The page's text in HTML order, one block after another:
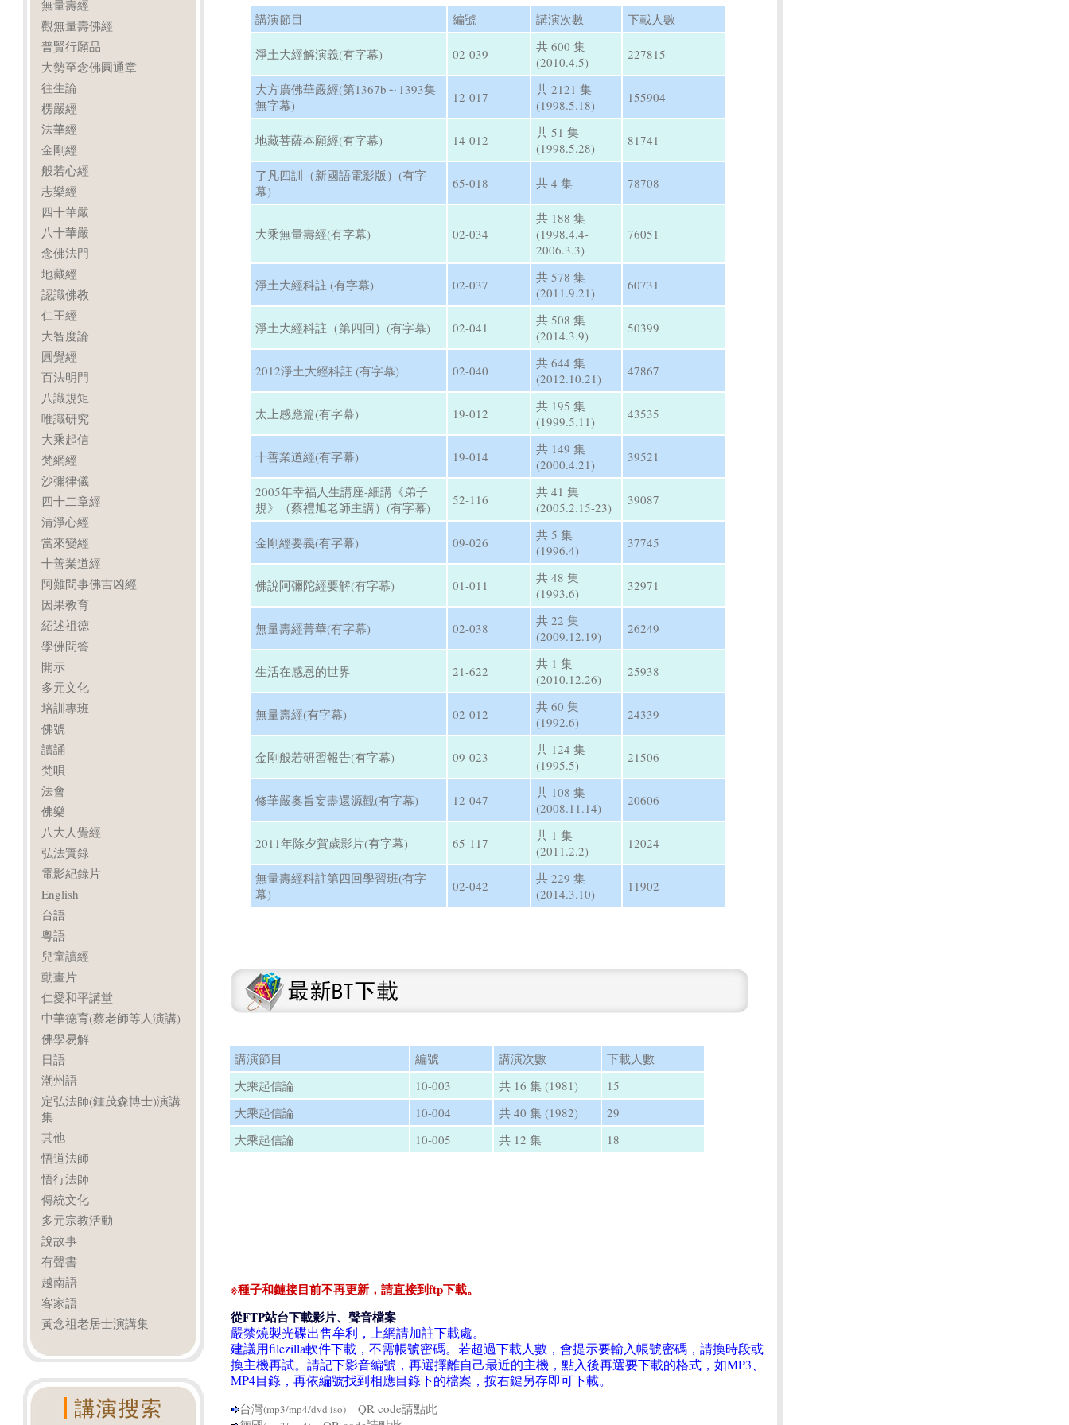
無量壽經
觀無量壽佛經
普賢行願品
大勢至念佛圓通章
往生論
楞嚴經
法華經
金剛經
般若心經
志樂經
四十華嚴
八十華嚴
念佛法門
地藏經
認識佛教
仁王經
大智度論
圓覺經
百法明門
八識規矩
唯識研究
大乘起信
梵網經
沙彌律儀
四十二章經
清淨心經
當來變經
十善業道經
阿難問事佛吉凶經
因果教育
紹述祖德
學佛問答
開示
多元文化
培訓專班
佛號
讀誦
梵唄
法會
佛樂
八大人覺經
弘法實錄
電影紀錄片
English
台語
粵語
兒童讀經
動畫片
仁愛和平講堂
中華德育(蔡老師等人演講)
佛學易解
日語
潮州語
定弘法師(鍾茂森博士)演講
集
其他
悟道法師
悟行法師
傳統文化
多元宗教活動
說故事
有聲書
越南語
客家語
黃念祖老居士演講集
講演節目 編號 講演次數 下載人數
淨土大經解演義(有字幕) 02-039
共 600 集
(2010.4.5)
227815
大方廣佛華嚴經(第1367b～1393集
無字幕)
12-017
共 2121 集
(1998.5.18)
155904
地藏菩薩本願經(有字幕) 14-012
共 51 集
(1998.5.28)
81741
了凡四訓（新國語電影版）(有字
幕)
65-018 共 4 集 78708
大乘無量壽經(有字幕) 02-034
共 188 集
(1998.4.4-
2006.3.3)
76051
淨土大經科註 (有字幕) 02-037
共 578 集
(2011.9.21)
60731
淨土大經科註（第四回）(有字幕) 02-041
共 508 集
(2014.3.9)
50399
2012淨土大經科註 (有字幕) 02-040
共 644 集
(2012.10.21)
47867
太上感應篇(有字幕) 19-012
共 195 集
(1999.5.11)
43535
十善業道經(有字幕) 19-014
共 149 集
(2000.4.21)
39521
2005年幸福人生講座-細講《弟子
規》（蔡禮旭老師主講）(有字幕)
52-116
共 41 集
(2005.2.15-23)
39087
金剛經要義(有字幕) 09-026
共 5 集
(1996.4)
37745
佛說阿彌陀經要解(有字幕) 01-011
共 48 集
(1993.6)
32971
無量壽經菁華(有字幕) 02-038
共 22 集
(2009.12.19)
26249
生活在感恩的世界 21-622
共 1 集
(2010.12.26)
25938
無量壽經(有字幕) 02-012
共 60 集
(1992.6)
24339
金剛般若研習報告(有字幕) 09-023
共 124 集
(1995.5)
21506
修華嚴奧旨妄盡還源觀(有字幕) 12-047
共 108 集
(2008.11.14)
20606
2011年除夕賀歲影片(有字幕) 65-117
共 1 集
(2011.2.2)
12024
無量壽經科註第四回學習班(有字
幕)
02-042
共 229 集
(2014.3.10)
11902
講演節目 編號 講演次數
下載人數
大乘起信論
10-003 共 16 集 (1981)
15
大乘起信論
10-004 共 40 集 (1982)
29
大乘起信論
10-005 共 12 集 18
※種子和鏈接目前不再更新，請直接到ftp下載。
從FTP站台下載影片、聲音檔案
嚴禁燒製光碟出售牟利，上網請加註下載處。
建議用filezilla軟件下載，不需帳號密碼。若超過下載人數，會提示要輸入帳號密碼，請換時段或
換主機再試。請記下影音編號，再選擇離自己最近的主機，點入後再選要下載的格式，如MP3、
MP4目錄，再依編號找到相應目錄下的檔案，按右鍵另存即可下載。
台灣(mp3/mp4/dvd iso) QR code請點此